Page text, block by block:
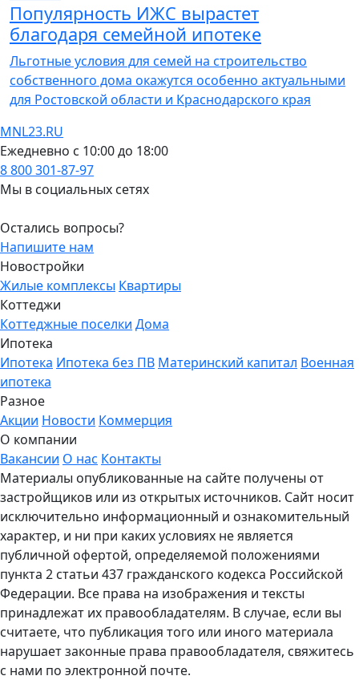
Популярность ИЖС вырастет
благодаря семейной ипотеке
Льготные условия для семей на строительство
собственного дома окажутся особенно актуальными
для Ростовской области и Краснодарского края
MNL23.RU
Ежедневно с 10:00 до 18:00
8 800 301-87-97
Мы в социальных сетях
Остались вопросы?
Напишите нам
Новостройки
Жилые комплексы Квартиры
Коттеджи
Коттеджные поселки Дома
Ипотека
Ипотека Ипотека без ПВ Материнский капитал Военная
ипотека
Разное
Акции Новости Коммерция
О компании
Вакансии О нас Контакты
Материалы опубликованные на сайте получены от
застройщиков или из открытых источников. Сайт носит
исключительно информационный и ознакомительный
характер, и ни при каких условиях не является
публичной офертой, определяемой положениями
пункта 2 статьи 437 гражданского кодекса Российской
Федерации. Все права на изображения и тексты
принадлежат их правообладателям. В случае, если вы
считаете, что публикация того или иного материала
нарушает законные права правообладателя, свяжитесь
с нами по электронной почте.